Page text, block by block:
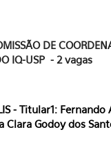
DE
IQ-USP - 2 vagas
- Titular1:
Clara Godoy dos